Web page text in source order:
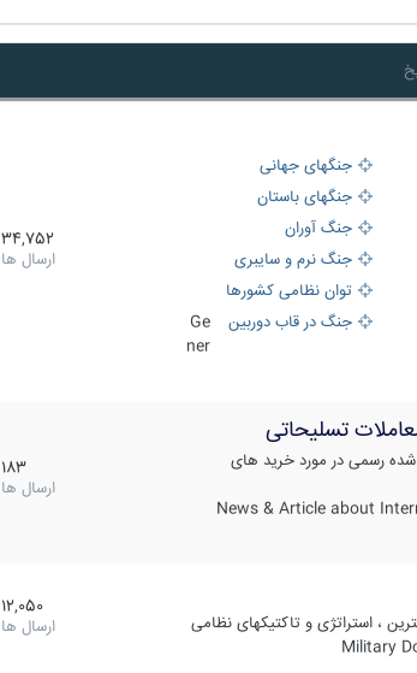
جنگهای جهانی
جنگهای باستان
جنگ آوران
جنگ نرم و سایبری
توان نظامی کشورها
جنگ در قاب دوربین
Ge
ner
34,752
ارسال ها
تسلیحاتی
شده رسمی در مورد خرید های
News & Article about
183
ارسال ها
، استراتژی و تاکتیکهای نظامی
Military
12,050
ارسال ها